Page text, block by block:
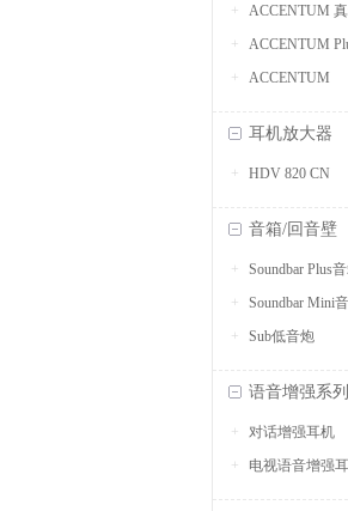
ACCENTUM
ACCENTUM
ACCENTUM
耳机放大器
HDV 820 CN
音箱/回音壁
Soundbar Plus
Soundbar Mini
Sub低音炮
语音增强系列
对话增强耳机
电视语音增强